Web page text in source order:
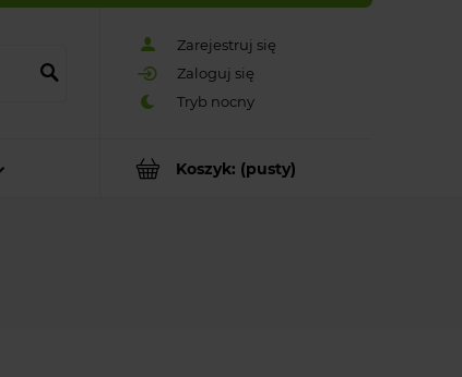
Zarejestruj się
Zaloguj się
Koszyk: (pusty)